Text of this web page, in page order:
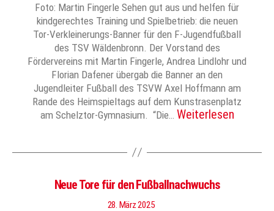
Foto: Martin Fingerle Sehen gut aus und helfen für
kindgerechtes Training und Spielbetrieb: die neuen
Tor-Verkleinerungs-Banner für den F-Jugendfußball
des TSV Wäldenbronn. Der Vorstand des
Fördervereins mit Martin Fingerle, Andrea Lindlohr und
Florian Dafener übergab die Banner an den
Jugendleiter Fußball des TSVW Axel Hoffmann am
Rande des Heimspieltags auf dem Kunstrasenplatz
am Schelztor-Gymnasium. “Die… Weiterlesen
Neue Tore für den Fußballnachwuchs
28. März 2025